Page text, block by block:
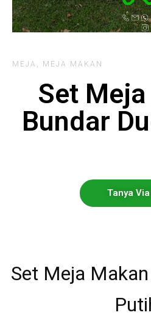
MEJA , MEJA MAKAN
Set
Bundar
Tanya Via
Set Meja